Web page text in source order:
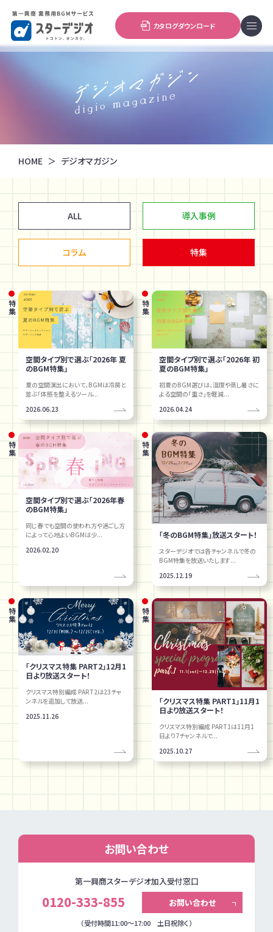
カタログダウンロード
HOME デジオマガジン
ALL 導入事例
コラム 特集
特集
空間タイプ別で選ぶ「2026年 夏
のBGM特集」
夏の空間演出において、BGMは冷房と
並ぶ「体感を整えるツール...
2026.06.23
特集
空間タイプ別で選ぶ「2026年 初
夏のBGM特集」
初夏のBGM選びは、湿度や蒸し暑さに
よる空間の「重さ」を軽減...
2026.04.24
特集
空間タイプ別で選ぶ「2026年春
のBGM特集」
同じ春でも空間の使われ方や過ごし方
によって心地よいBGMは少...
2026.02.20
特集
「冬のBGM特集」放送スタート！
スターデジオでは各チャンネルで冬の
BGM特集を放送いたします...
2025.12.19
特集
「クリスマス特集 PART2」12月1
日より放送スタート！
クリスマス特別編成 PART2は23チャ
ンネルを追加して放送...
2025.11.26
特集
「クリスマス特集 PART1」11月1
日より放送スタート！
クリスマス特別編成 PART1は11月1
日より7チャンネルで...
2025.10.27
お問い合わせ
第一興商スターデジオ加入受付窓口
0120-333-855 お問い合わせ
（受付時間11:00～17:00 土日祝除く）